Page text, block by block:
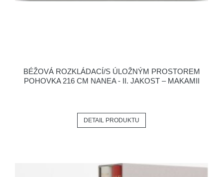
BÉŽOVÁ ROZKLÁDACÍ/S ÚLOŽNÝM PROSTOREM
POHOVKA 216 CM NANEA - II. JAKOST – MAKAMII
DETAIL PRODUKTU